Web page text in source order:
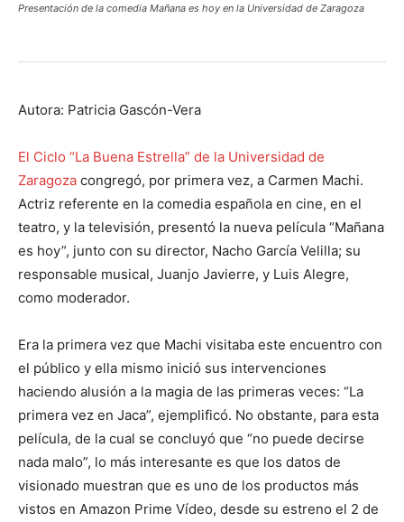
Presentación de la comedia Mañana es hoy en la Universidad de Zaragoza
Autora: Patricia Gascón-Vera
El Ciclo “La Buena Estrella” de la Universidad de
Zaragoza congregó, por primera vez, a Carmen Machi.
Actriz referente en la comedia española en cine, en el
teatro, y la televisión, presentó la nueva película “Mañana
es hoy”, junto con su director, Nacho García Velilla; su
responsable musical, Juanjo Javierre, y Luis Alegre,
como moderador.
Era la primera vez que Machi visitaba este encuentro con
el público y ella mismo inició sus intervenciones
haciendo alusión a la magia de las primeras veces: “La
primera vez en Jaca”, ejemplificó. No obstante, para esta
película, de la cual se concluyó que “no puede decirse
nada malo”, lo más interesante es que los datos de
visionado muestran que es uno de los productos más
vistos en Amazon Prime Vídeo, desde su estreno el 2 de